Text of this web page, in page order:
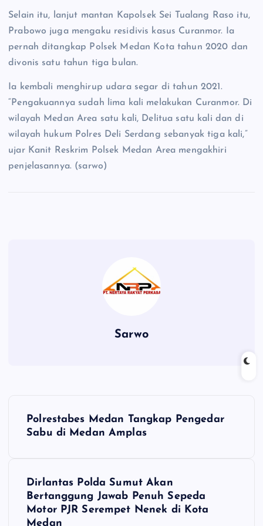
Selain itu, lanjut mantan Kapolsek Sei Tualang Raso itu,
Prabowo juga mengaku residivis kasus Curanmor. Ia
pernah ditangkap Polsek Medan Kota tahun 2020 dan
divonis satu tahun tiga bulan.
Ia kembali menghirup udara segar di tahun 2021.
“Pengakuannya sudah lima kali melakukan Curanmor. Di
wilayah Medan Area satu kali, Delitua satu kali dan di
wilayah hukum Polres Deli Serdang sebanyak tiga kali,”
ujar Kanit Reskrim Polsek Medan Area mengakhiri
penjelasannya. (sarwo)
Sarwo
Polrestabes Medan Tangkap Pengedar
Sabu di Medan Amplas
Dirlantas Polda Sumut Akan
Bertanggung Jawab Penuh Sepeda
Motor PJR Serempet Nenek di Kota
Medan